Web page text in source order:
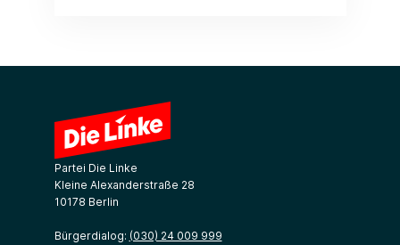
Partei Die Linke
Kleine Alexanderstraße 28
10178 Berlin
Bürgerdialog: (030) 24 009 999